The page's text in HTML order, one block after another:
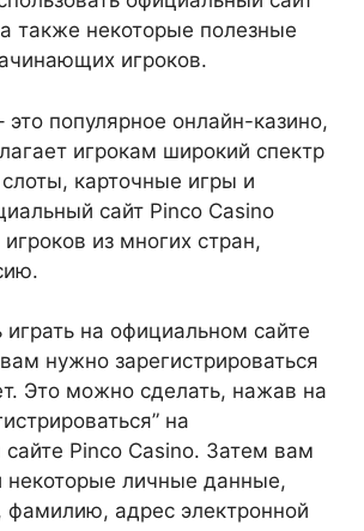
также некоторые полезные
игроков.
это популярное онлайн-казино,
игрокам широкий спектр
карточные игры и
сайт Pinco Casino
из многих стран,
на официальном сайте
нужно зарегистрироваться
Это можно сделать, нажав на
на
Pinco Casino. Затем вам
некоторые личные данные,
адрес электронной